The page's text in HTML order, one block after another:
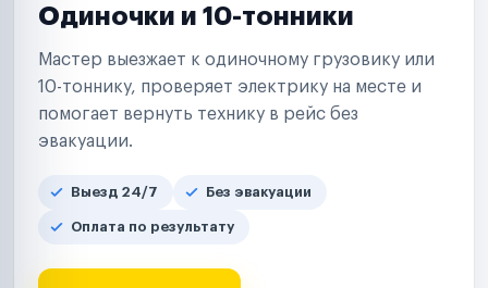
Одиночки и 10-тонники
Мастер выезжает к одиночному грузовику или
10-тоннику, проверяет электрику на месте и
помогает вернуть технику в рейс без
эвакуации.
Выезд 24/7 Без эвакуации
Оплата по результату